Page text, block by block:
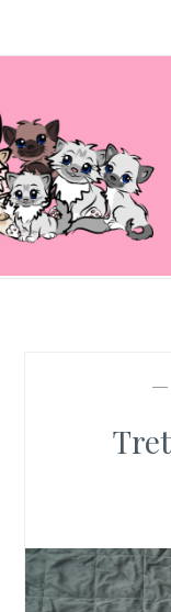
innehåll
VÄLKOMMEN
—